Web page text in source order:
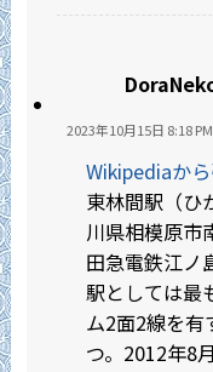
2023年10月15日 8:18 PM
Wikipediaか
東林間駅（ひ
川県相模原市
田急電鉄江ノ
駅としては最
ム2面2線を有
つ。2012年8